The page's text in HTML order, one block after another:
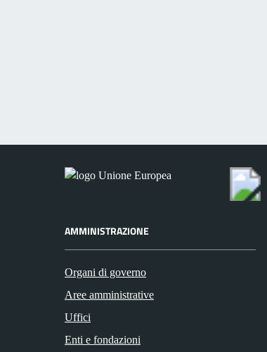
AMMINISTRAZIONE
Organi di governo
Aree amministrative
Uffici
Enti e fondazioni